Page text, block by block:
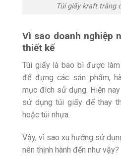
Túi giấy kraft trắng
Vì sao doanh nghiệp
thiết kế
Túi giấy là bao bì được
để đựng các sản phẩm,
mục đích sử dụng. Hiện
sử dụng túi giấy để thay
hoặc túi nhựa.
Vậy, vì sao xu hướng sử
nên thịnh hành đến như vậy?